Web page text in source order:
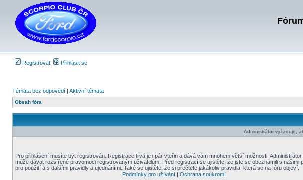
Registrovat Přihlásit se
Témata bez odpovědí | Aktivní témata
Obsah fóra
Administrátor vyžaduje,
Pro přihlášení musíte být registrován. Registrace trvá jen pár vteřin a dává vám mnohem větší možnosti. Administrátor
může dávat rozšířené pravomoci registrovaným uživatelům. Před registrací se ujistěte, že jste se obeznámili s našimi
pro použití a s dalšími pravidly a ujednáními. Také se ujistěte, že si přečtete jakákoliv pravidla, která se na fóru objeví.
Podmínky pro užívání| Ochrana soukromí